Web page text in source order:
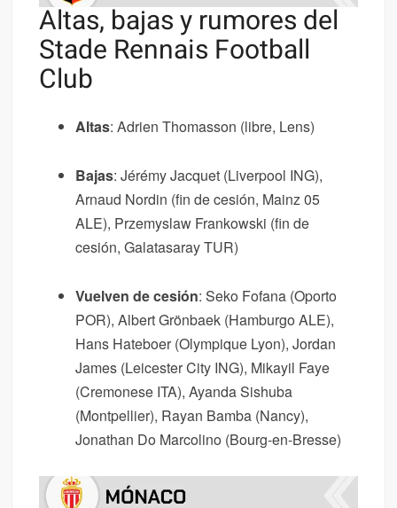
Altas, bajas y rumores del
Stade Rennais Football
Club
Altas: Adrien Thomasson (libre, Lens)
Bajas: Jérémy Jacquet (Liverpool ING),
Arnaud Nordin (fin de cesión, Mainz 05
ALE), Przemyslaw Frankowski (fin de
cesión, Galatasaray TUR)
Vuelven de cesión: Seko Fofana (Oporto
POR), Albert Grönbaek (Hamburgo ALE),
Hans Hateboer (Olympique Lyon), Jordan
James (Leicester City ING), Mikayil Faye
(Cremonese ITA), Ayanda Sishuba
(Montpellier), Rayan Bamba (Nancy),
Jonathan Do Marcolino (Bourg-en-Bresse)